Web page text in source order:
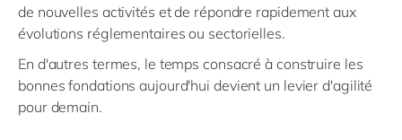
de nouvelles activités et de répondre rapidement aux
évolutions réglementaires ou sectorielles.
En d'autres termes, le temps consacré à construire les
bonnes fondations aujourd'hui devient un levier d'agilité
pour demain.